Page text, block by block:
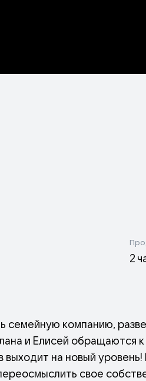
2
семейную компанию,
и Елисей обращаются
на новый
свое